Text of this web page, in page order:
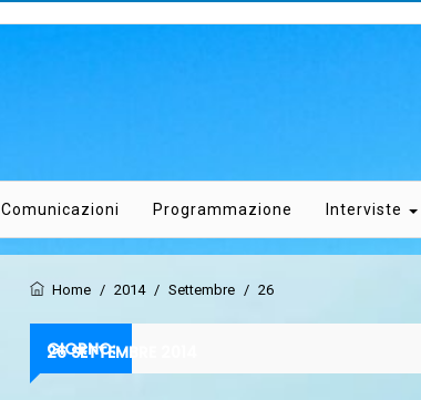
Comunicazioni Programmazione Interviste
Home / 2014 / Settembre / 26
GIORNO:
26 SETTEMBRE 2014